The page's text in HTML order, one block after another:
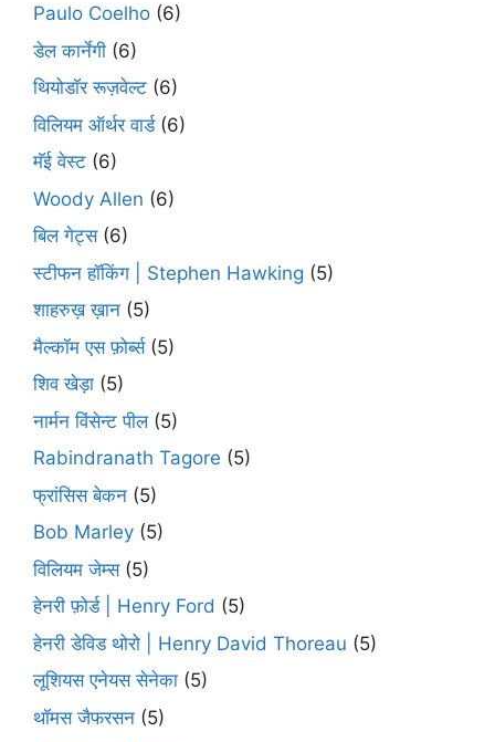
Paulo Coelho (6)
डेल कार्नेगी (6)
थियोडॉर रूज़वेल्ट (6)
विलियम ऑर्थर वार्ड(6)
मॅई वेस्ट (6)
Woody Allen (6)
बिल गेट्स(6)
स्टीफन हॉकिंग | Stephen Hawking (5)
शाहरुख़ ख़ान (5)
मैल्कॉम एस फ़ोर्ब्स(5)
शिव खेड़ा (5)
नार्मन विंसेन्ट पील(5)
Rabindranath Tagore (5)
फ्रांसिस बेकन (5)
Bob Marley (5)
विलियम जेम्स(5)
हेनरी फ़ोर्ड | Henry Ford (5)
हेनरी डेविड थोरो | Henry David Thoreau (5)
लूशियस एनेयस सेनेका (5)
थॉमस जैफरसन (5)